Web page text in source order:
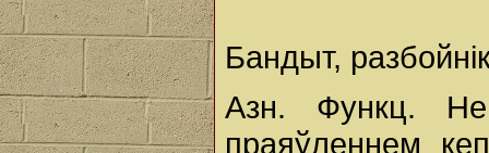
Бандыт,
Азн. Функц.
праяўленнем